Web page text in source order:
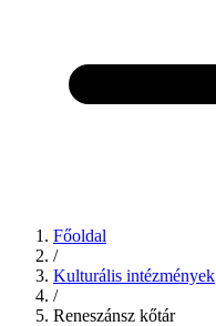
Főoldal
/
Kulturális intézmények
/
Reneszánsz kőtár